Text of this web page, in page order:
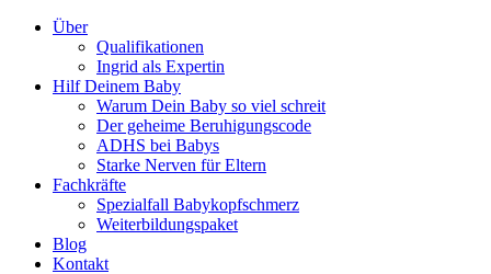
Über
Qualifikationen
Ingrid als Expertin
Hilf Deinem Baby
Warum Dein Baby so viel schreit
Der geheime Beruhigungscode
ADHS bei Babys
Starke Nerven für Eltern
Fachkräfte
Spezialfall Babykopfschmerz
Weiterbildungspaket
Blog
Kontakt